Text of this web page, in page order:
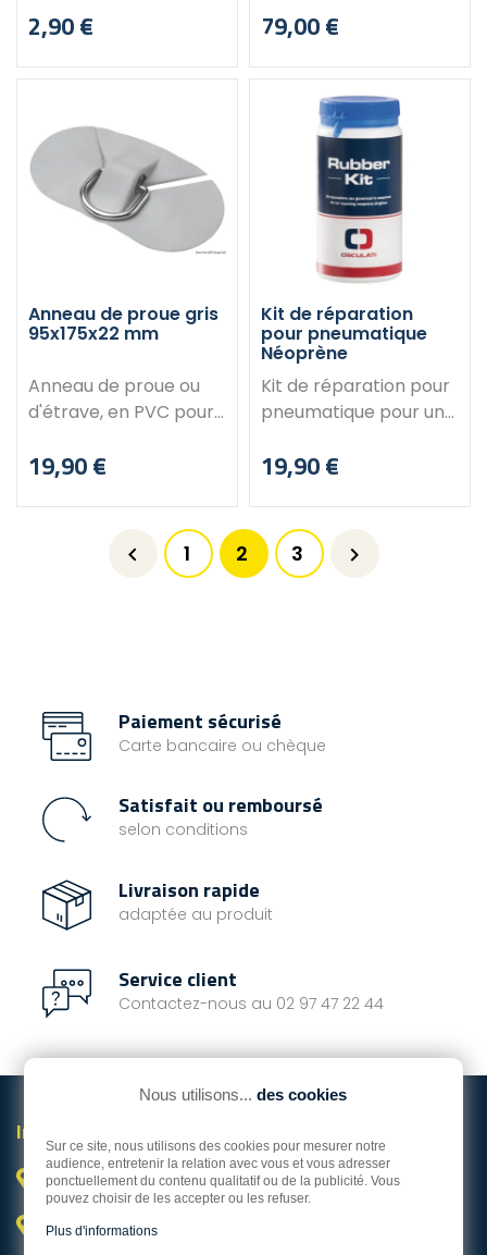
douille pour le
Caractéristiques : Ø du
coque : 25 mm
Couleur: blanc.
Prix
2,90 €
pilotage ou petite
Fabriquée en tissu
polyester très robuste,
imperméable et de
couleur grise.
Caractéristiques :
Résistant aux UV grâce
à leur structure très
utilisés aussi sur
bateaux remorquables
sur route Livré avec
cordage et sac de
rangement
Prix
79,00 €
Anneau de proue gris
95x175x22 mm
Anneau de proue ou
d'étrave, en PVC pour
Caractéristiques :
Prix
19,90 €
Kit de réparation
pour pneumatique
Néoprène
Kit de réparation pour
pneumatique pour une
durable. Kit
déchirures et les trous
: morceaux de tissu de
emballage étanche,
pratique à emporter
Prix
19,90 €
 1 2 3 
Paiement sécurisé
Carte bancaire ou chèque
Satisfait ou remboursé
selon conditions
Livraison rapide
adaptée au produit
Service client
Contactez-nous au 02 97 47 22 44
Informations
Vannes
Hors Bord Service Occasion
Nous utilisons... des cookies
Sur ce site, nous utilisons des cookies pour mesurer notre
audience, entretenir la relation avec vous et vous adresser
ponctuellement du contenu qualitatif ou de la publicité. Vous
pouvez choisir de les accepter ou les refuser.
Plus d'informations